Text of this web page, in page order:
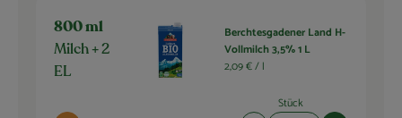
800 ml
Milch + 2
EL
Berchtesgadener Land H-
Vollmilch 3,5% 1 L
2,09 € / l
Stück